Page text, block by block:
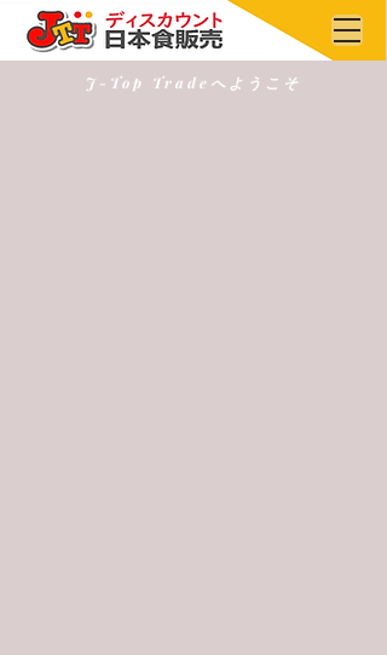
J-Top Tradeへようこそ